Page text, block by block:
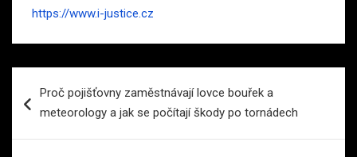
https://www.i-justice.cz
proProč pojišťovny zaměstnávají lovce bouřek a
meteorology a jak se počítají škody po tornádech